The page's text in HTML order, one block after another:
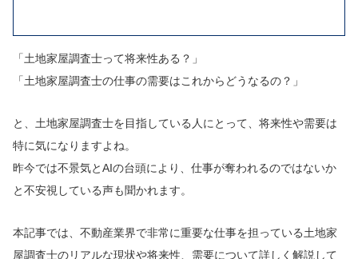
「土地家屋調査士って将来性ある？」
「土地家屋調査士の仕事の需要はこれからどうなるの？」
と、土地家屋調査士を目指している人にとって、将来性や需要は
特に気になりますよね。
昨今では不景気とAIの台頭により、仕事が奪われるのではないか
と不安視している声も聞かれます。
本記事では、不動産業界で非常に重要な仕事を担っている土地家
屋調査士のリアルな現状や将来性、需要について詳しく解説して